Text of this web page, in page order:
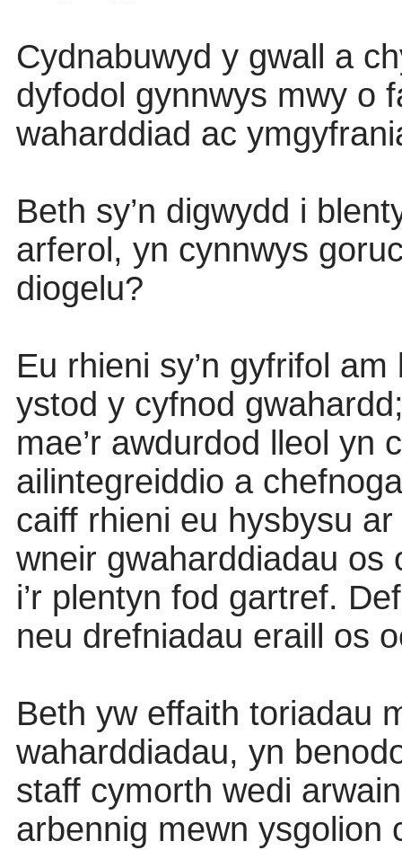
Cydnabuwyd y gwall a
dyfodol gynnwys mwy o
waharddiad ac
Beth sy’n digwydd i
arferol, yn cynnwys
diogelu?
Eu rhieni sy’n gyfrifol
ystod y cyfnod
mae’r awdurdod lleol yn
ailintegreiddio a
caiff rhieni eu hysbysu
wneir gwaharddiadau os
i’r plentyn fod gartref.
neu drefniadau eraill os
Beth yw effaith toriadau
waharddiadau, yn
staff cymorth wedi
arbennig mewn ysgolion